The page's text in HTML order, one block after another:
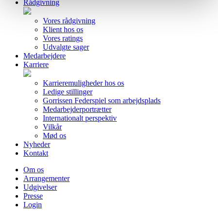
Rådgivning
Vores rådgivning
Klient hos os
Vores ratings
Udvalgte sager
Medarbejdere
Karriere
Karrieremuligheder hos os
Ledige stillinger
Gorrissen Federspiel som arbejdsplads
Medarbejderportrætter
Internationalt perspektiv
Vilkår
Mød os
Nyheder
Kontakt
Om os
Arrangementer
Udgivelser
Presse
Login